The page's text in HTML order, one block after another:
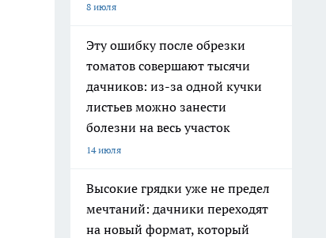
8 июля
Эту ошибку после обрезки
томатов совершают тысячи
дачников: из-за одной кучки
листьев можно занести
болезни на весь участок
14 июля
Высокие грядки уже не предел
мечтаний: дачники переходят
на новый формат, который